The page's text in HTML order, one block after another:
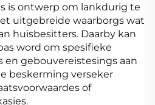
is ontwerp om lankdurig te
uitgebreide waarborgs wat
huisbesitters. Daarby kan
word om spesifieke
gebouvereistesings aan
beskerming verseker
of